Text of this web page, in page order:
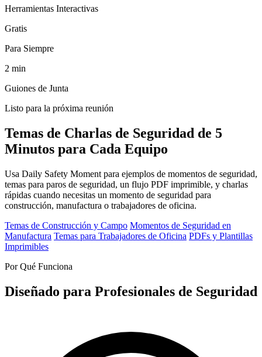
Herramientas Interactivas
Gratis
Para Siempre
2 min
Guiones de Junta
Listo para la próxima reunión
Temas de Charlas de Seguridad de 5
Minutos para Cada Equipo
Usa Daily Safety Moment para ejemplos de momentos de seguridad,
temas para paros de seguridad, un flujo PDF imprimible, y charlas
rápidas cuando necesitas un momento de seguridad para
construcción, manufactura o trabajadores de oficina.
Temas de Construcción y Campo Momentos de Seguridad en
Manufactura Temas para Trabajadores de Oficina PDFs y Plantillas
Imprimibles
Por Qué Funciona
Diseñado para Profesionales de Seguridad